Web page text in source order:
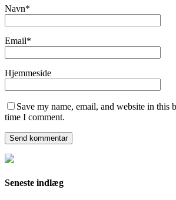
Navn*
Email*
Hjemmeside
Save my name, email, and website in this
time I comment.
Seneste indlæg